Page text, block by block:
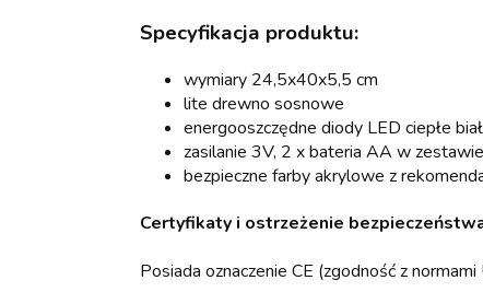
Specyfikacja produktu:
wymiary 24,5x40x5,5 cm
lite drewno sosnowe
energooszczędne diody LED ciepłe
zasilanie 3V, 2 x bateria AA w zestawie
bezpieczne farby akrylowe z
Certyfikaty i ostrzeżenie
Posiada oznaczenie CE (zgodność z normami